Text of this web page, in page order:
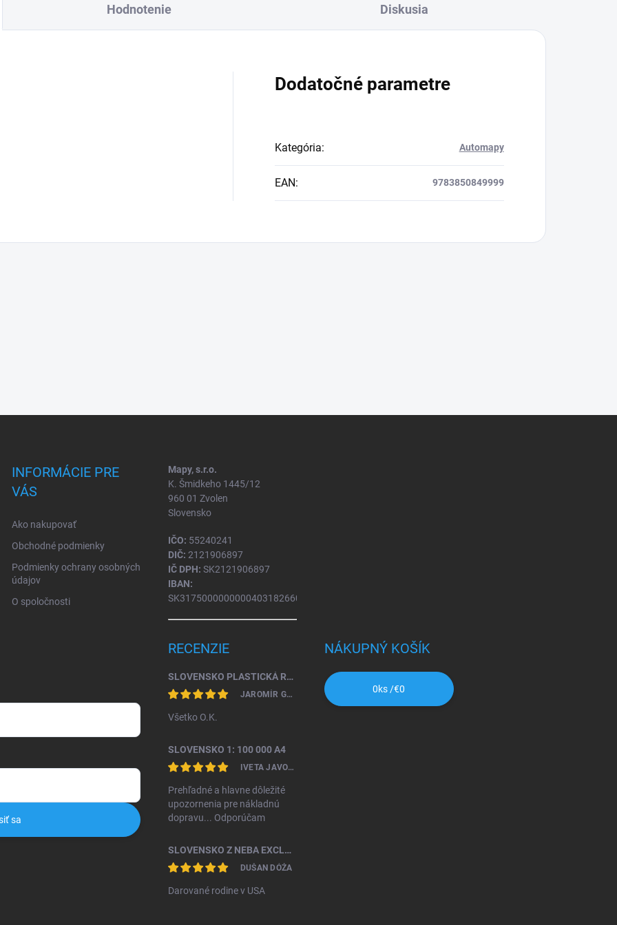
Hodnotenie Diskusia
Dodatočné parametre
Kategória: Automapy
EAN: 9783850849999
INFORMÁCIE PRE
VÁS
Ako nakupovať
Obchodné podmienky
Podmienky ochrany osobných
údajov
O spoločnosti
Mapy, s.r.o.
K. Šmidkeho 1445/12
960 01 Zvolen
Slovensko
IČO: 55240241
DIČ: 2121906897
IČ DPH: SK2121906897
IBAN:
SK31750000000004031826604
sa
RECENZIE
SLOVENSKO PLASTICKÁ RELIÉFNA MAPA 1: 450 000
JAROMÍR GAŽO
Všetko O.K.
SLOVENSKO 1: 100 000 A4
IVETA JAVORKOVÁ KAMHALOVÁ
Prehľadné a hlavne dôležité
upozornenia pre nákladnú
dopravu... Odporúčam
SLOVENSKO Z NEBA EXCLUSIVE II. VYDANIE
DUŠAN DÓŽA
Darované rodine v USA
NÁKUPNÝ KOŠÍK
0ks /€0